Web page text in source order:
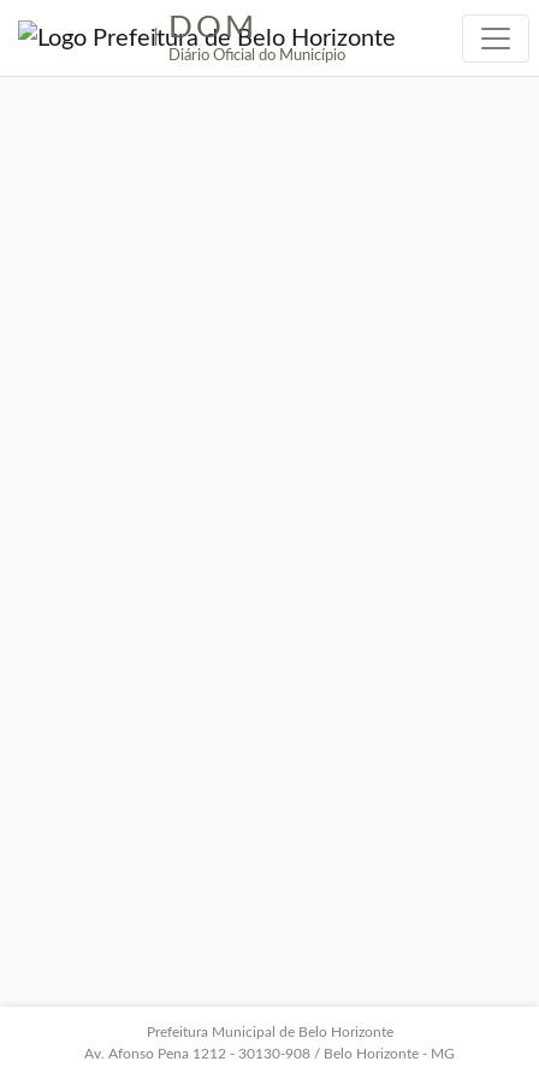
| DOM
Diário Oficial do Município
Prefeitura Municipal de Belo Horizonte
Av. Afonso Pena 1212 - 30130-908 / Belo Horizonte - MG